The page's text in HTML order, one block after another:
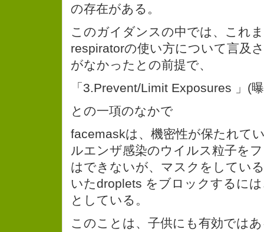
の存在がある。
このガイダンスの中では、これ
respiratorの使い方について言及
がなかったとの前提で、
「3.Prevent/Limit Exposures 」(
との一項のなかで
facemaskは、機密性が保たれて
ルエンザ感染のウイルス粒子を
はできないが、マスクをしてい
いたdroplets をブロックするに
としている。
このことは、子供にも有効では